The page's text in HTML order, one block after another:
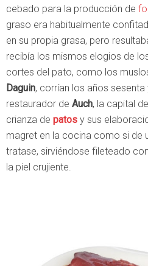
cebado para la producción de
graso era habitualmente
en su propia grasa, pero
recibía los mismos elogios de
cortes del pato, como los
Daguin, corrían los años
restaurador de Auch, la capital de
crianza de patos y sus
magret en la cocina como si de
tratase, sirviéndose fileteado
la piel crujiente.